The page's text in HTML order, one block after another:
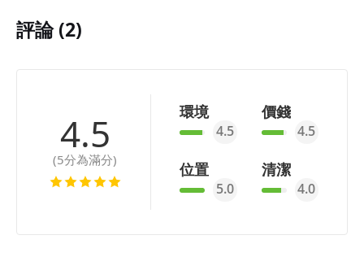
評論 (2)
4.5
(5分為滿分)
環境
4.5
價錢
4.5
位置
5.0
清潔
4.0